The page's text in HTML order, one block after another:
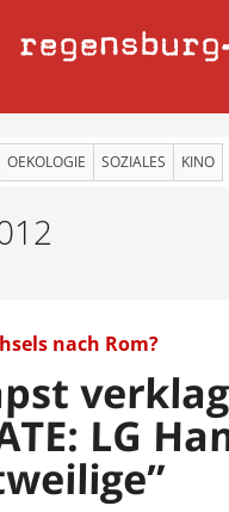
regensburg
OEKOLOGIE SOZIALES KINO
nach Rom?
LG